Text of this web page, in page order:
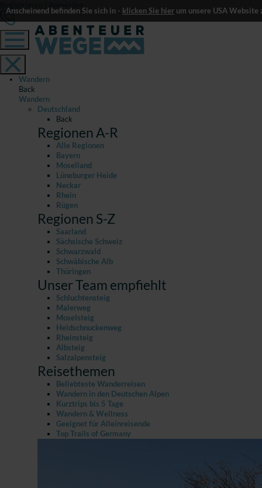
Anscheinend befinden Sie sich in - klicken Sie hier um unsere USA Website
Wandern
Back
Wandern
Deutschland
Back
Regionen A-R
Alle Regionen
Bayern
Moselland
Lüneburger Heide
Neckar
Rhein
Rügen
Regionen S-Z
Saarland
Sächsische Schweiz
Schwarzwald
Schwäbische Alb
Thüringen
Unser Team empfiehlt
Schluchtensteig
Malerweg
Moselsteig
Heidschnuckenweg
Rheinsteig
Albsteig
Salzalpensteig
Reisethemen
Beliebteste Wanderreisen
Wandern in den Deutschen Alpen
Kurztrips bis 5 Tage
Wandern & Wellness
Geeignet für Alleinreisende
Top Trails of Germany